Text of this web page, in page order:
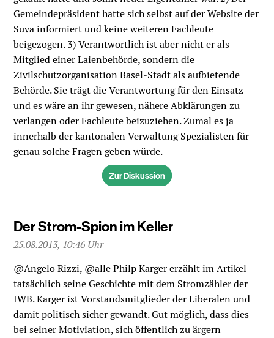
Gemeindepräsident hatte sich selbst auf der Website der
Suva informiert und keine weiteren Fachleute
beigezogen. 3) Verantwortlich ist aber nicht er als
Mitglied einer Laienbehörde, sondern die
Zivilschutzorganisation Basel-Stadt als aufbietende
Behörde. Sie trägt die Verantwortung für den Einsatz
und es wäre an ihr gewesen, nähere Abklärungen zu
verlangen oder Fachleute beizuziehen. Zumal es ja
innerhalb der kantonalen Verwaltung Spezialisten für
genau solche Fragen geben würde.
Zur Diskussion
Der Strom-Spion im Keller
25.08.2013, 10:46 Uhr
@Angelo Rizzi, @alle Philp Karger erzählt im Artikel
tatsächlich seine Geschichte mit dem Stromzähler der
IWB. Karger ist Vorstandsmitglieder der Liberalen und
damit politisch sicher gewandt. Gut möglich, dass dies
bei seiner Motiviation, sich öffentlich zu ärgern